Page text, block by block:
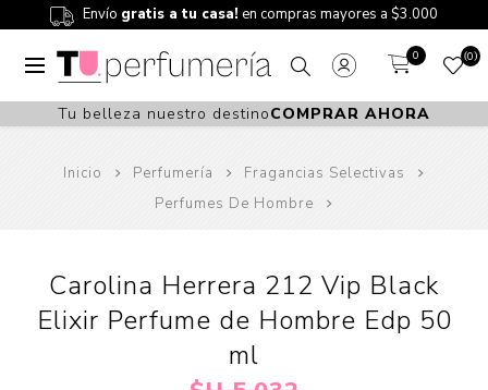
Envío gratis a tu casa! en compras mayores a $3.000
0 0
Tu belleza nuestro destinoCOMPRAR AHORA
Inicio Perfumería
Fragancias Selectivas
Perfumes De Hombre
Carolina Herrera 212 Vip Black
Elixir Perfume de Hombre Edp 50
ml